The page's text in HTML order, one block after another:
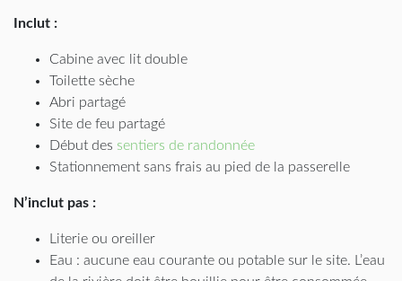
Inclut :
Cabine avec lit double
Toilette sèche
Abri partagé
Site de feu partagé
Début des sentiers de randonnée
Stationnement sans frais au pied de la passerelle
N’inclut pas :
Literie ou oreiller
Eau : aucune eau courante ou potable sur le site. L’eau